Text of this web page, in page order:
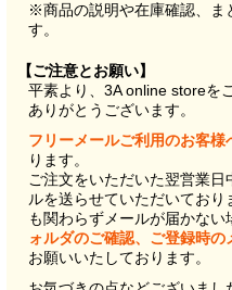
※商品の説明や在庫確認、ま
す。
【ご注意とお願い】
平素より、3A online storeを
ありがとうございます。
フリーメールご利用のお客様
ります。
ご注文をいただいた翌営業
ルを送らせていただいてお
も関わらずメールが届かない
ォルダのご確認、ご登録時
お願いいたしております。